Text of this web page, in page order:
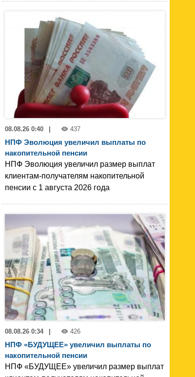
08.08.26 0:40 437
НПФ Эволюция увеличил выплаты по
накопительной пенсии
НПФ Эволюция увеличил размер выплат
клиентам-получателям накопительной
пенсии с 1 августа 2026 года
08.08.26 0:34 426
НПФ «БУДУЩЕЕ» увеличил выплаты по
накопительной пенсии
НПФ «БУДУЩЕЕ» увеличил размер выплат